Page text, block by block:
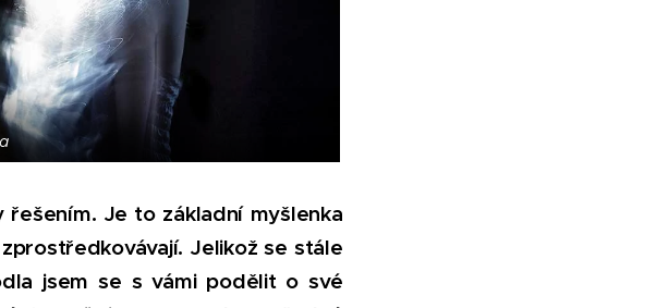
Je to základní myšlenka
Jelikož se stále
jsem se s vámi podělit o své